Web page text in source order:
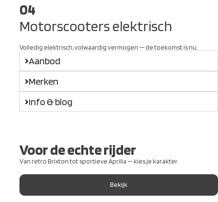
04
Motorscooters elektrisch
Volledig elektrisch, volwaardig vermogen — de toekomst is nu.
Aanbod
Merken
Info & blog
Voor de echte rijder
Van retro Brixton tot sportieve Aprilia — kies je karakter.
Bekijk